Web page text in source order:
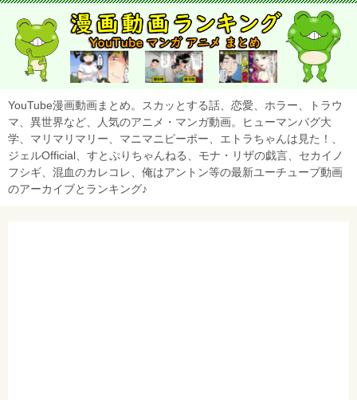
YouTube漫画動画まとめ。スカッとする話、恋愛、ホラー、トラウ
マ、異世界など、人気のアニメ・マンガ動画。ヒューマンバグ大
学、マリマリマリー、マニマニピーポー、エトラちゃんは見た！、
ジェルOfficial、すとぷりちゃんねる、モナ・リザの戯言、セカイノ
フシギ、混血のカレコレ、俺はアントン等の最新ユーチューブ動画
のアーカイブとランキング♪